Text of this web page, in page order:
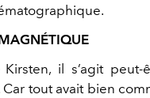
il s’agit peut-
tout avait bien